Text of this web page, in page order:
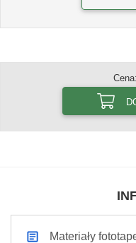
Cena:
Materiały